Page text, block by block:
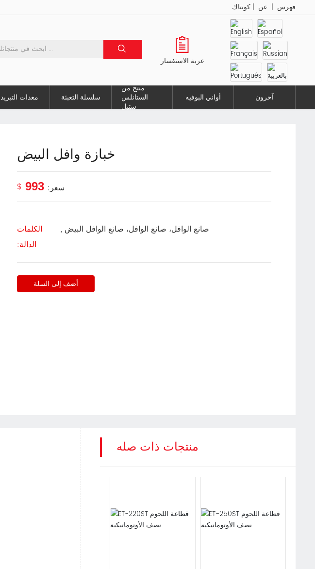
فهرس | عن |كونتاك
عربة الاستفسار
معدات التبريد سلسلة التعبئة
منتج من
الستانلس
ستيل
أواني البوفيه آحرون
خبازة وافل البيض
سعر: 399
$
الكلمات
الدالة:
صانع الوافل، صانع الوافل، صانع الوافل البيض ,
أضف إلى السلة
منتجات ذات صله